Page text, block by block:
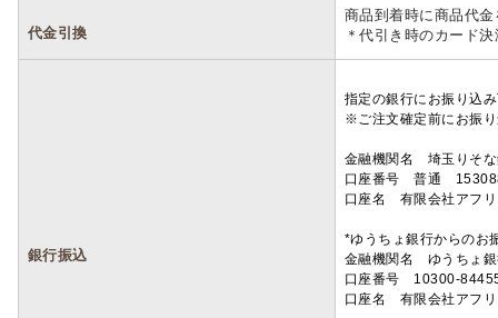
代金引換
商品到着時に商品代
＊代引き時のカード
銀行振込
指定の銀行にお振り込
※ご注文確定前にお振
金融機関名 埼玉りそ
口座番号 普通
口座名 有限会社アフ
*ゆうちょ銀行からのお
金融機関名 ゆうちょ
口座番号 10300-
口座名 有限会社アフ